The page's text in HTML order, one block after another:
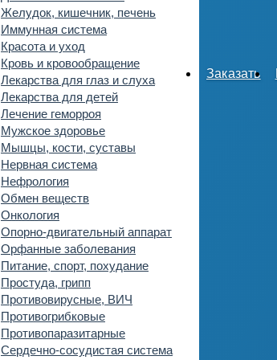
Желудок, кишечник, печень
Иммунная система
Красота и уход
Кровь и кровообращение
Лекарства для глаз и слуха
Лекарства для детей
Лечение геморроя
Мужское здоровье
Мышцы, кости, суставы
Нервная система
Нефрология
Обмен веществ
Онкология
Опорно-двигательный аппарат
Орфанные заболевания
Питание, спорт, похудание
Простуда, грипп
Противовирусные, ВИЧ
Противогрибковые
Противопаразитарные
Сердечно-сосудистая система
Заказать